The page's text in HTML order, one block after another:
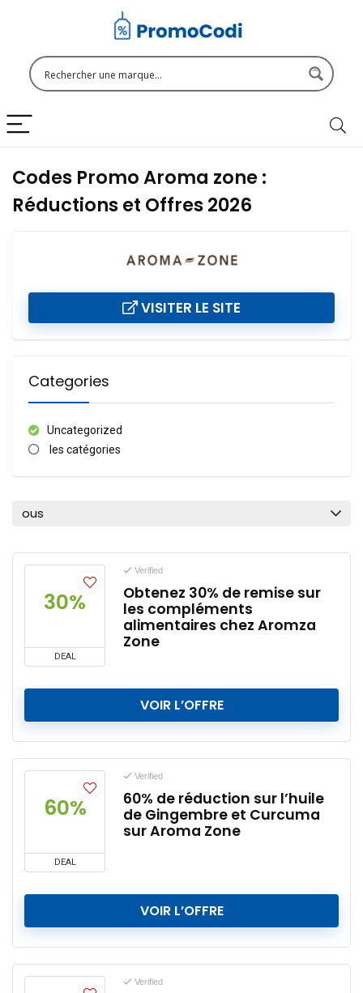
Codes Promo Aroma zone :
Réductions et Offres 2026
VISITER LE SITE
Categories
Uncategorized
les catégories
ous
30%
DEAL
Verified
Obtenez 30% de remise sur
les compléments
alimentaires chez Aromza
Zone
VOIR L’OFFRE
60%
DEAL
Verified
60% de réduction sur l’huile
de Gingembre et Curcuma
sur Aroma Zone
VOIR L’OFFRE
Verified